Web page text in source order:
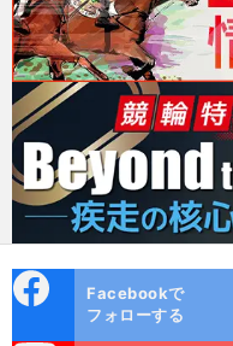
ok
Facebookで
フォローする